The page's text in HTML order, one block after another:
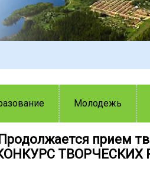
Молодежь
прием
ТВОРЧЕСКИХ